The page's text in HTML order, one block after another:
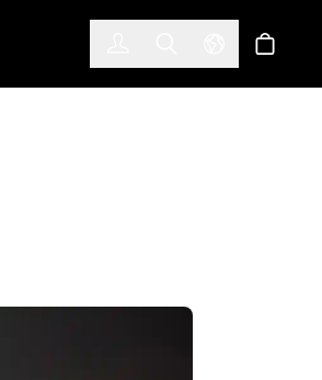
Select Shop